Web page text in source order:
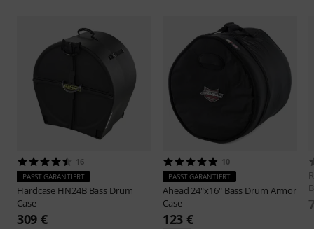
16
PASST GARANTIERT
Hardcase HN24B Bass Drum
Case
309 €
10
PASST GARANTIERT
Ahead 24"x16" Bass Drum Armor
Case
123 €